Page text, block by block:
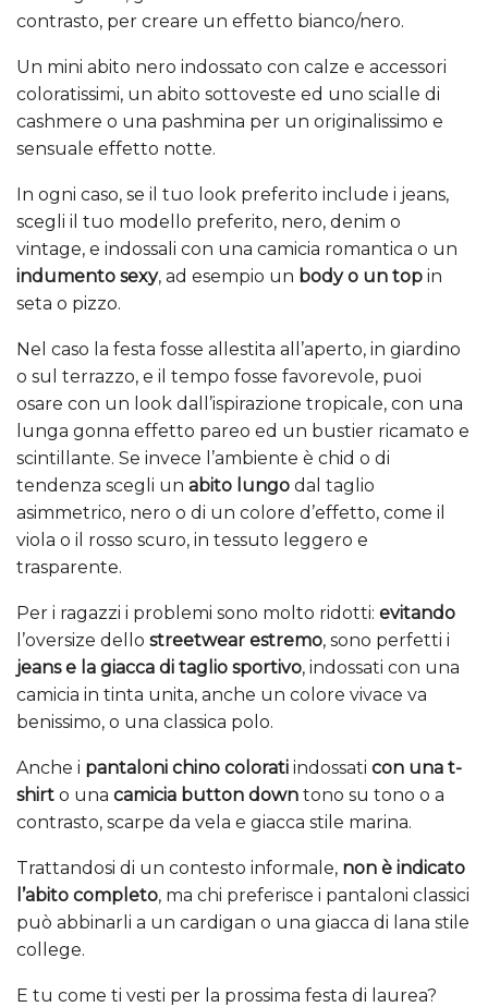
contrasto, per creare un effetto bianco/nero.
Un mini abito nero indossato con calze e accessori
coloratissimi, un abito sottoveste ed uno scialle di
cashmere o una pashmina per un originalissimo e
sensuale effetto notte.
In ogni caso, se il tuo look preferito include i jeans,
scegli il tuo modello preferito, nero, denim o
vintage, e indossali con una camicia romantica o un
indumento sexy, ad esempio un body o un top in
seta o pizzo.
Nel caso la festa fosse allestita all’aperto, in giardino
o sul terrazzo, e il tempo fosse favorevole, puoi
osare con un look dall’ispirazione tropicale, con una
lunga gonna effetto pareo ed un bustier ricamato e
scintillante. Se invece l’ambiente è chid o di
tendenza scegli un abito lungo dal taglio
asimmetrico, nero o di un colore d’effetto, come il
viola o il rosso scuro, in tessuto leggero e
trasparente.
Per i ragazzi i problemi sono molto ridotti: evitando
l’oversize dello streetwear estremo, sono perfetti i
jeans e la giacca di taglio sportivo, indossati con una
camicia in tinta unita, anche un colore vivace va
benissimo, o una classica polo.
Anche i pantaloni chino colorati indossati con una t-
shirt o una camicia button down tono su tono o a
contrasto, scarpe da vela e giacca stile marina.
Trattandosi di un contesto informale, non è indicato
l’abito completo, ma chi preferisce i pantaloni classici
può abbinarli a un cardigan o una giacca di lana stile
college.
E tu come ti vesti per la prossima festa di laurea?